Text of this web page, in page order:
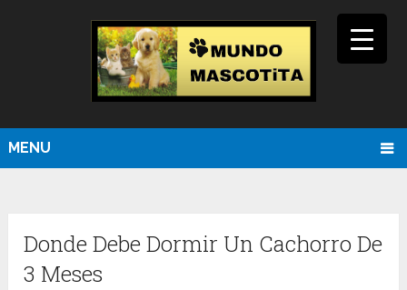
MENU
Donde Debe Dormir Un Cachorro De
3 Meses